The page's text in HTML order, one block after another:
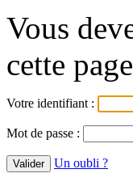
Vous
cette
Votre identifiant :
Mot de passe :
Un oubli ?